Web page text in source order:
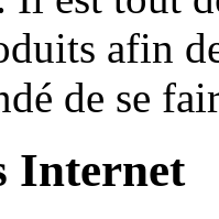
afin
de se
Internet